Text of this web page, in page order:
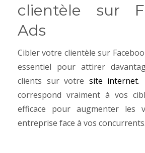
clientèle sur
Ads
Cibler votre clientèle sur
essentiel pour attirer
clients sur votre site internet.
correspond vraiment à vos
efficace pour augmenter les
entreprise face à vos concurrents.